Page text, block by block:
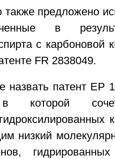
также предложено
в
с карбоновой
FR 2838049.
назвать патент ЕР
в которой
низкий
гидрированных